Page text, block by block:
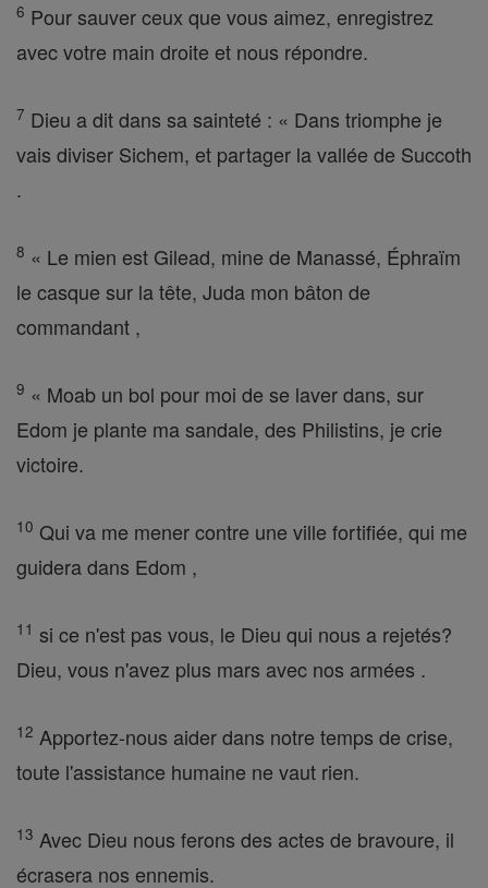
6 Pour sauver ceux que vous aimez, enregistrez
avec votre main droite et nous répondre.
7 Dieu a dit dans sa sainteté : « Dans triomphe je
vais diviser Sichem, et partager la vallée de Succoth
.
8 « Le mien est Gilead, mine de Manassé, Éphraïm
le casque sur la tête, Juda mon bâton de
commandant ,
9 « Moab un bol pour moi de se laver dans, sur
Edom je plante ma sandale, des Philistins, je crie
victoire.
10 Qui va me mener contre une ville fortifiée, qui me
guidera dans Edom ,
11 si ce n'est pas vous, le Dieu qui nous a rejetés?
Dieu, vous n'avez plus mars avec nos armées .
12 Apportez-nous aider dans notre temps de crise,
toute l'assistance humaine ne vaut rien.
13 Avec Dieu nous ferons des actes de bravoure, il
écrasera nos ennemis.